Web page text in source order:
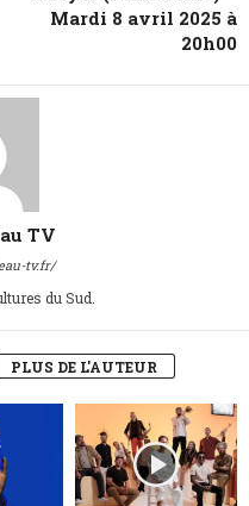
Mardi 8 avril 2025 à
20h00
TV
tv.fr/
du Sud.
PLUS DE L'AUTEUR